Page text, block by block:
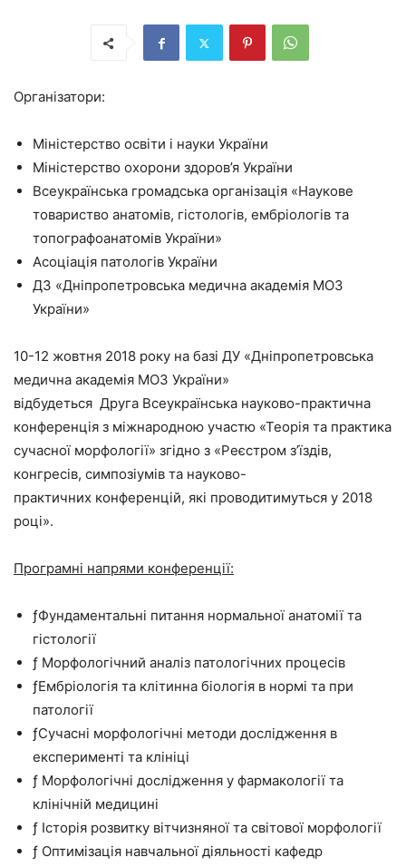
Організатори:
Міністерство освіти і науки України
Міністерство охорони здоров’я України
Всеукраїнська громадська організація «Наукове
товариство анатомів, гістологів, ембріологів та
топографоанатомів України»
Асоціація патологів України
ДЗ «Дніпропетровська медична академія МОЗ
України»
10-12 жовтня 2018 року на базі ДУ «Дніпропетровська
медична академія МОЗ України»
відбудеться Друга Всеукраїнська науково-практична
конференція з міжнародною участю «Теорія та практика
сучасної морфології» згідно з «Реєстром з’їздів,
конгресів, симпозіумів та науково-
практичних конференцій, які проводитимуться у 2018
році».
Програмні напрями конференції:
ƒФундаментальні питання нормальної анатомії та
гістології
ƒ Морфологічний аналіз патологічних процесів
ƒЕмбріологія та клітинна біологія в нормі та при
патології
ƒСучасні морфологічні методи дослідження в
експерименті та клініці
ƒ Морфологічні дослідження у фармакології та
клінічній медицині
ƒ Історія розвитку вітчизняної та світової морфології
ƒ Оптимізація навчальної діяльності кафедр